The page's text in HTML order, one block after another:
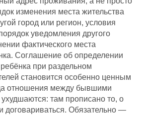
изменения места жительства
город или регион, условия
уведомления другого
фактического места
Соглашение об определении
при раздельном
становится особенно ценным
отношения между бывшими
там прописано то, о
договариваться. Обязательно —